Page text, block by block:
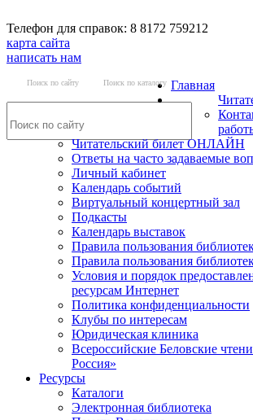
Телефон для справок: 8 8172 759212
карта сайта
написать нам
Поиск по сайту Поиск по каталогу Главная
Читательский билет ОНЛАЙН
Ответы на часто задаваемые
Личный кабинет
Календарь событий
Виртуальный концертный зал
Подкасты
Календарь выставок
Правила пользования
Правила пользования
Условия и порядок
ресурсам Интернет
Политика конфиденциальности
Клубы по интересам
Юридическая клиника
Всероссийские Беловские
Россия»
Ресурсы
Каталоги
Электронная библиотека